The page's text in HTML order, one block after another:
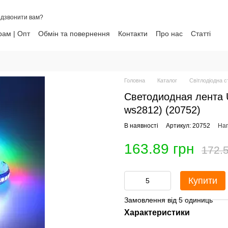
вам?
| Опт Обмін та повернення Контакти Про нас
Статті
Головна Каталог Світлодіодна
Светодиодная лента
ws2812) (20752)
В наявності Артикул: 20752
163.89 грн
Купити
Замовлення від 5 одиниць
Характеристики